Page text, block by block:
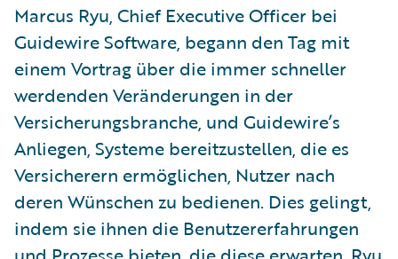
Marcus Ryu, Chief Executive Officer bei
Guidewire Software, begann den Tag mit
einem Vortrag über die immer schneller
werdenden Veränderungen in der
Versicherungsbranche, und Guidewire’s
Anliegen, Systeme bereitzustellen, die es
Versicherern ermöglichen, Nutzer nach
deren Wünschen zu bedienen. Dies gelingt,
indem sie ihnen die Benutzererfahrungen